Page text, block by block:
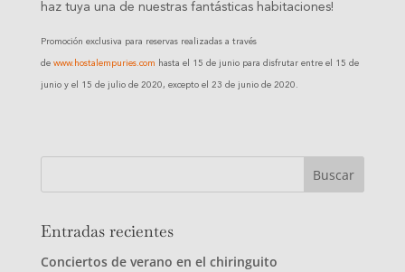
haz tuya una de nuestras fantásticas habitaciones!
Promoción exclusiva para reservas realizadas a través
de www.hostalempuries.com hasta el 15 de junio para disfrutar entre el 15 de
junio y el 15 de julio de 2020, excepto el 23 de junio de 2020.
Entradas recientes
Conciertos de verano en el chiringuito